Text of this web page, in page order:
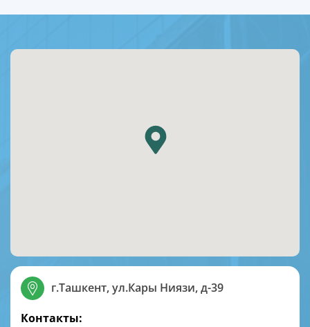
г.Ташкент, ул.Кары Ниязи, д-39
Контакты: